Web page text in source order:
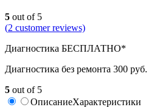
5 out of 5
(2 customer reviews)
Диагностика БЕСПЛАТНО*
Диагностика без ремонта 300 руб.
5 out of 5
ОписаниеХарактеристики